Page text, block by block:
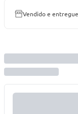
Vendido e